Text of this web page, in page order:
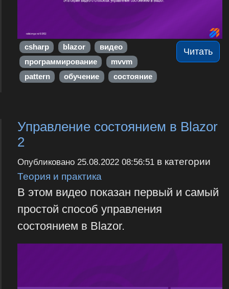
Читать
csharp blazor
видео
программирование
mvvm
pattern
обучение состояние
Управление состоянием в Blazor
2
Опубликовано 25.08.2022 08:56:51в категории
Теория и практика
В этом видео показан первый и самый
простой способ управления
состоянием в Blazor.